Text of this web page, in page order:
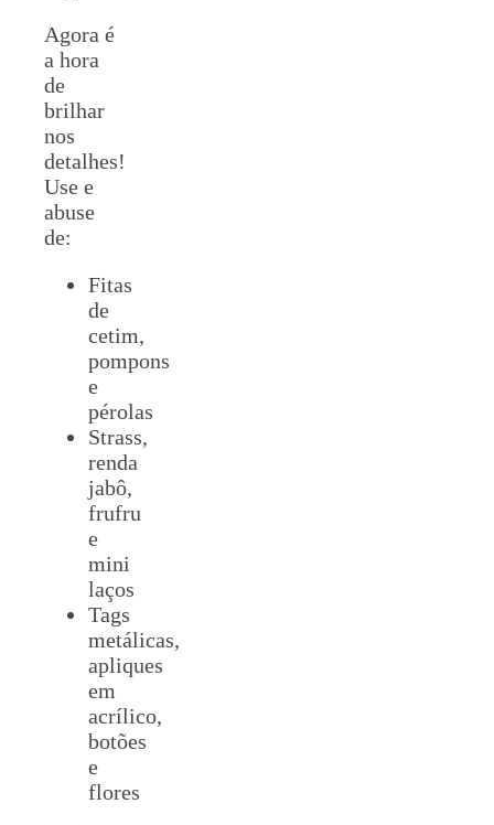
Agora é
a hora
de
brilhar
nos
detalhes!
Use e
abuse
de:
Fitas
de
cetim,
pompons
e
pérolas
Strass,
renda
jabô,
frufru
e
mini
laços
Tags
metálicas,
apliques
em
acrílico,
botões
e
flores